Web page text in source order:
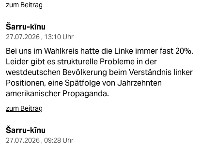
zum Beitrag
Šarru-kīnu
27.07.2026 , 13:10 Uhr
Bei uns im Wahlkreis hatte die Linke immer fast 20%.
Leider gibt es strukturelle Probleme in der
westdeutschen Bevölkerung beim Verständnis linker
Positionen, eine Spätfolge von Jahrzehnten
amerikanischer Propaganda.
zum Beitrag
Šarru-kīnu
27.07.2026 , 09:28 Uhr